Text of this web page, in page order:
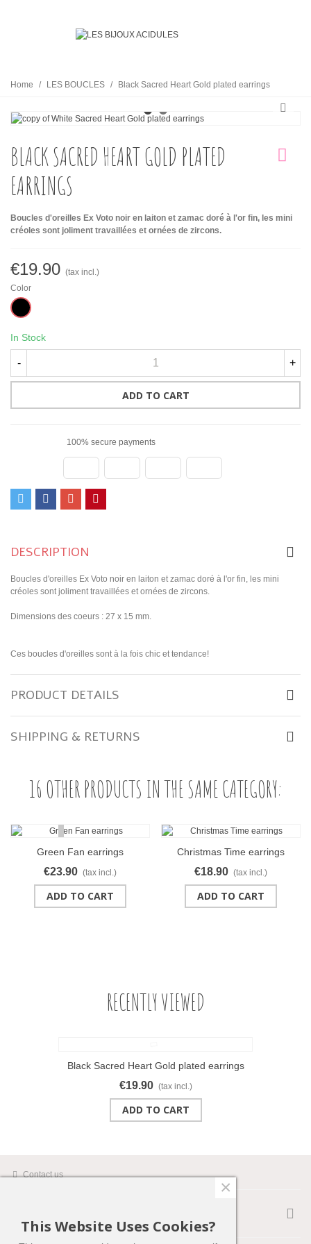
Home / LES BOUCLES / Black Sacred Heart Gold plated earrings
BLACK SACRED HEART GOLD PLATED
EARRINGS
Boucles d'oreilles Ex Voto noir en laiton et zamac doré à l'or fin, les mini
créoles sont joliment travaillées et ornées de zircons.
€19.90 (tax incl.)
Color
Black
In Stock
- +
ADD TO CART
100% secure payments
DESCRIPTION
Boucles d'oreilles Ex Voto noir en laiton et zamac doré à l'or fin, les mini
créoles sont joliment travaillées et ornées de zircons.
Dimensions des coeurs : 27 x 15 mm.
Ces boucles d'oreilles sont à la fois chic et tendance!
PRODUCT DETAILS
SHIPPING & RETURNS
16 OTHER PRODUCTS IN THE SAME CATEGORY:
Green Fan earrings
€23.90 (tax incl.)
ADD TO CART
Christmas Time earrings
€18.90 (tax incl.)
ADD TO CART
RECENTLY VIEWED
Black Sacred Heart Gold plated earrings
€19.90 (tax incl.)
ADD TO CART
Contact us
This Website Uses Cookies?
×